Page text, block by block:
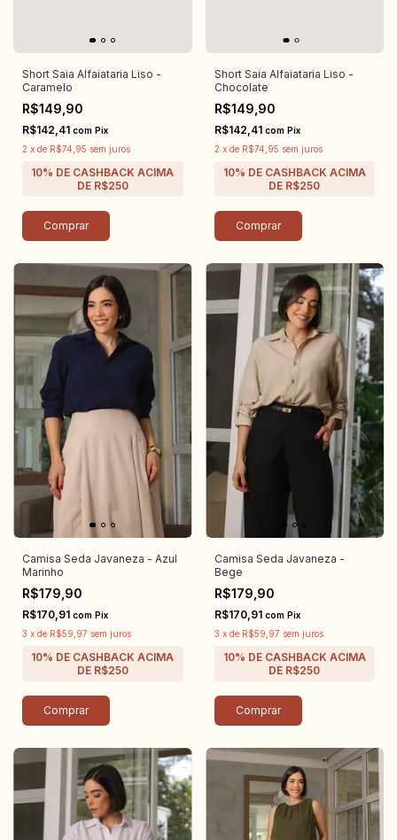
Short Saia Alfaiataria Liso -
Caramelo
R$149,90
R$142,41 com Pix
2 x de R$74,95 sem juros
Comprar
Short Saia Alfaiataria Liso -
Chocolate
R$149,90
R$142,41 com Pix
2 x de R$74,95 sem juros
Comprar
Camisa Seda Javaneza - Azul
Marinho
R$179,90
R$170,91 com Pix
3 x de R$59,97 sem juros
Comprar
Camisa Seda Javaneza -
Bege
R$179,90
R$170,91 com Pix
3 x de R$59,97 sem juros
Comprar